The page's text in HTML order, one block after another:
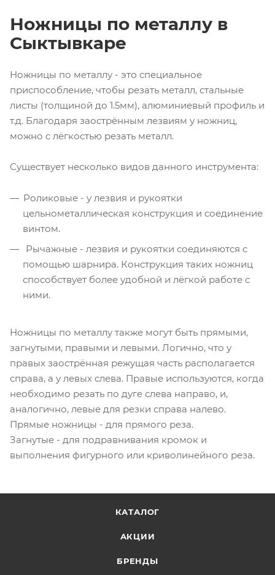
Ножницы по металлу в
Сыктывкаре
Ножницы по металлу - это специальное
приспособление, чтобы резать металл, стальные
листы (толщиной до 1.5мм), алюминиевый профиль и
т.д. Благодаря заострённым лезвиям у ножниц,
можно с лёгкостью резать металл.
Существует несколько видов данного инструмента:
Роликовые - у лезвия и рукоятки
цельнометаллическая конструкция и соединение
винтом.
Рычажные - лезвия и рукоятки соединяются с
помощью шарнира. Конструкция таких ножниц
способствует более удобной и лёгкой работе с
ними.
Ножницы по металлу также могут быть прямыми,
загнутыми, правыми и левыми. Логично, что у
правых заострённая режущая часть располагается
справа, а у левых слева. Правые используются, когда
необходимо резать по дуге слева направо, и,
аналогично, левые для резки справа налево.
Прямые ножницы - для прямого реза.
Загнутые - для подравнивания кромок и
выполнения фигурного или криволинейного реза.
КАТАЛОГ
АКЦИИ
БРЕНДЫ